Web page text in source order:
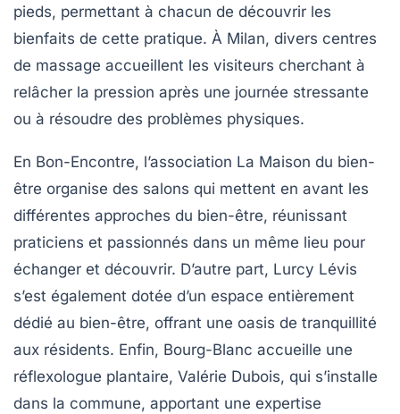
pieds, permettant à chacun de découvrir les
bienfaits de cette pratique. À Milan, divers centres
de massage accueillent les visiteurs cherchant à
relâcher la pression après une journée stressante
ou à résoudre des problèmes physiques.
En Bon-Encontre, l’association La Maison du bien-
être organise des salons qui mettent en avant les
différentes approches du bien-être, réunissant
praticiens et passionnés dans un même lieu pour
échanger et découvrir. D’autre part, Lurcy Lévis
s’est également dotée d’un espace entièrement
dédié au bien-être, offrant une oasis de tranquillité
aux résidents. Enfin, Bourg-Blanc accueille une
réflexologue plantaire, Valérie Dubois, qui s’installe
dans la commune, apportant une expertise